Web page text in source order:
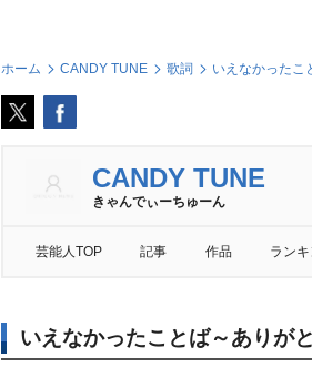
ホーム CANDY TUNE 歌詞 いえなかったこ
CANDY TUNE
きゃんでぃーちゅーん
芸能人TOP 記事 作品 ラン
いえなかったことば～ありが